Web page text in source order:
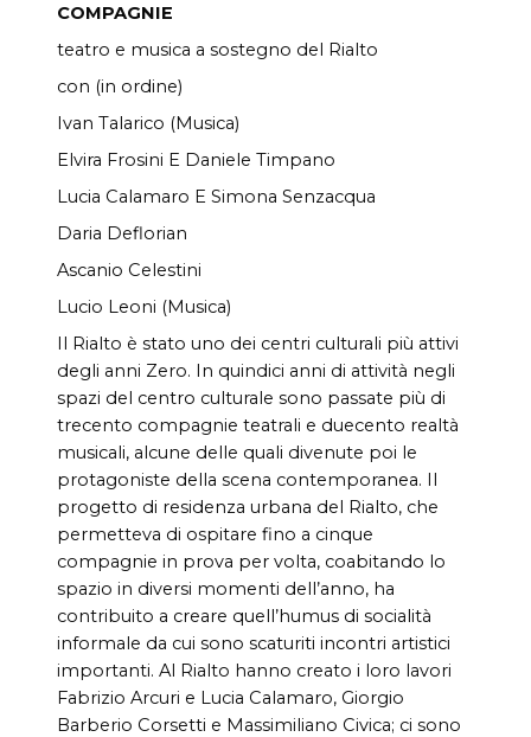
COMPAGNIE
teatro e musica a sostegno del Rialto
con (in ordine)
Ivan Talarico (Musica)
Elvira Frosini E Daniele Timpano
Lucia Calamaro E Simona Senzacqua
Daria Deflorian
Ascanio Celestini
Lucio Leoni (Musica)
Il Rialto è stato uno dei centri culturali più attivi
degli anni Zero. In quindici anni di attività negli
spazi del centro culturale sono passate più di
trecento compagnie teatrali e duecento realtà
musicali, alcune delle quali divenute poi le
protagoniste della scena contemporanea. Il
progetto di residenza urbana del Rialto, che
permetteva di ospitare fino a cinque
compagnie in prova per volta, coabitando lo
spazio in diversi momenti dell’anno, ha
contribuito a creare quell’humus di socialità
informale da cui sono scaturiti incontri artistici
importanti. Al Rialto hanno creato i loro lavori
Fabrizio Arcuri e Lucia Calamaro, Giorgio
Barberio Corsetti e Massimiliano Civica; ci sono